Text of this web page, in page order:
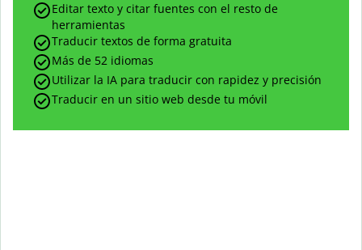
Editar texto y citar fuentes con el resto de
herramientas
Traducir textos de forma gratuita
Más de 52 idiomas
Utilizar la IA para traducir con rapidez y precisión
Traducir en un sitio web desde tu móvil